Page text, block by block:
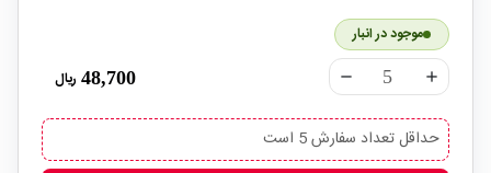
موجود در انبار
remove add
48,700 ریال
حداقل تعداد سفارش 5 است